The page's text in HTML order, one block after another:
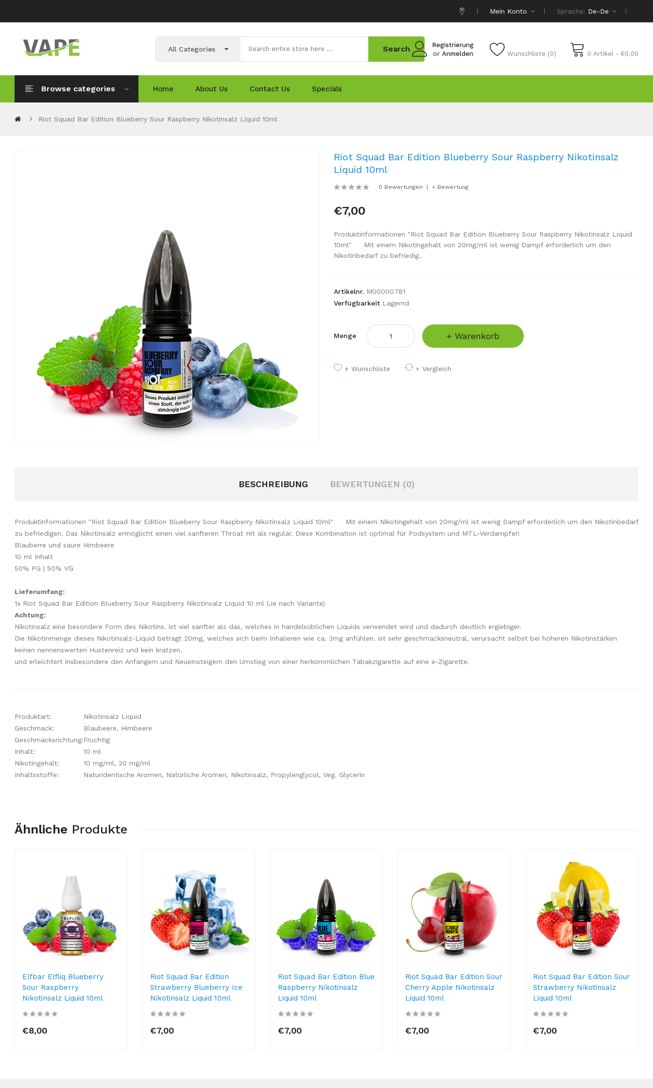
Mein Konto Sprache: De-De
Registrierung
or Anmelden Wunschliste (0) 0 Artikel - €0,00
All Categories Search
Browse categories Home About Us Contact Us Specials
Riot Squad Bar Edition Blueberry Sour Raspberry Nikotinsalz Liquid 10ml
Riot Squad Bar Edition Blueberry Sour Raspberry Nikotinsalz
Liquid 10ml
0 Bewertungen + Bewertung
€7,00
Produktinformationen "Riot Squad Bar Edition Blueberry Sour Raspberry Nikotinsalz Liquid
10ml" Mit einem Nikotingehalt von 20mg/ml ist wenig Dampf erforderlich um den
Nikotinbedarf zu befriedig..
Artikelnr. M00000781
Verfügbarkeit Lagernd
Menge + Warenkorb
+ Wunschliste + Vergleich
BESCHREIBUNG BEWERTUNGEN (0)
Produktinformationen "Riot Squad Bar Edition Blueberry Sour Raspberry Nikotinsalz Liquid 10ml" Mit einem Nikotingehalt von 20mg/ml ist wenig Dampf erforderlich um den Nikotinbedarf
zu befriedigen. Das Nikotinsalz ermöglicht einen viel sanfteren Throat Hit als regulär. Diese Kombination ist optimal für Podsystem und MTL-Verdampfer!
Blauberre und saure Himbeere
10 ml Inhalt
50% PG | 50% VG
Lieferumfang:
1x Riot Squad Bar Edition Blueberry Sour Raspberry Nikotinsalz Liquid 10 ml (Je nach Variante)
Achtung:
Nikotinsalz eine besondere Form des Nikotins. ist viel sanfter als das, welches in handelsüblichen Liquids verwendet wird und dadurch deutlich ergiebiger.
Die Nikotinmenge dieses Nikotinsalz-Liquid beträgt 20mg, welches sich beim Inhalieren wie ca. 3mg anfühlen. ist sehr geschmacksneutral, verursacht selbst bei höheren Nikotinstärken
keinen nennenswerten Hustenreiz und kein kratzen.
und erleichtert insbesondere den Anfängern und Neueinsteigern den Umstieg von einer herkömmlichen Tabakzigarette auf eine e-Zigarette.
Produktart:
Nikotinsalz Liquid
Geschmack:
Blaubeere, Himbeere
Geschmacksrichtung:Fruchtig
Inhalt:
10 ml
Nikotingehalt:
10 mg/ml, 20 mg/ml
Inhaltsstoffe:
Naturidentische Aromen, Natürliche Aromen, Nikotinsalz, Propylenglycol, Veg. Glycerin
Ähnliche Produkte
Elfbar Elfliq Blueberry
Sour Raspberry
Nikotinsalz Liquid 10ml
€8,00
Riot Squad Bar Edition
Strawberry Blueberry Ice
Nikotinsalz Liquid 10ml
€7,00
Riot Squad Bar Edition Blue
Raspberry Nikotinsalz
Liquid 10ml
€7,00
Riot Squad Bar Edition Sour
Cherry Apple Nikotinsalz
Liquid 10ml
€7,00
Riot Squad Bar Edition Sour
Strawberry Nikotinsalz
Liquid 10ml
€7,00